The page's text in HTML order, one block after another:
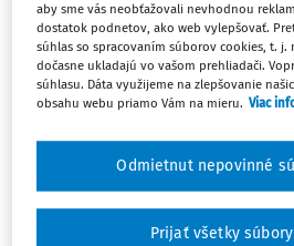
praxi sme sa venovali téme
zodpovedných osôb vo
oznámení protispoločenskej
článku prinášame odpovede na
Ing. Beáta Farkašová
Vydané:30. 7. 2026 / 10 minút čítania
aby sme vás neobťažovali nevhodnou
dostatok podnetov, ako web vylepšovať.
súhlas so spracovaním súborov cookies, t. j.
dočasne ukladajú vo vašom prehliadači.
súhlasu. Dáta využijeme na zlepšovanie
obsahu webu priamo Vám na mieru. Viac
Odmietnut nepovinné
Prijať všetky